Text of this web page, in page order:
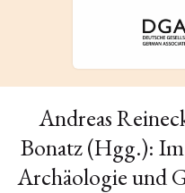
Andreas
Bonatz (Hgg.):
Archäologie und